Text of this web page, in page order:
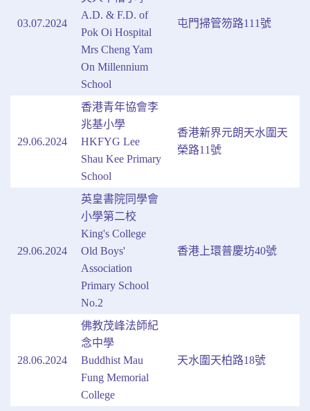
03.07.2024
A.D. & F.D. of
Pok Oi Hospital
Mrs Cheng Yam
On Millennium
School
屯門掃管笏路111號
29.06.2024
香港青年協會李
兆基小學
HKFYG Lee
Shau Kee Primary
School
香港新界元朗天水圍天
榮路11號
29.06.2024
英皇書院同學會
小學第二校
King's College
Old Boys'
Association
Primary School
No.2
香港上環普慶坊40號
28.06.2024
佛教茂峰法師紀
念中學
Buddhist Mau
Fung Memorial
College
天水圍天柏路18號